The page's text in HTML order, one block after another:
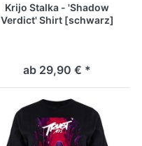
Krijo Stalka - 'Shadow
Verdict' Shirt [schwarz]
ab 29,90 € *